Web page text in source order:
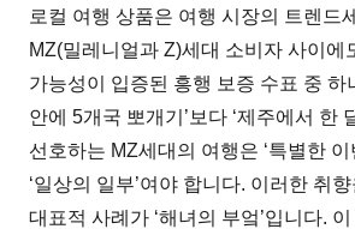
로컬 여행 상품은 여행 시장의 트렌드
MZ(밀레니얼과 Z)세대 소비자 사이에
가능성이 입증된 흥행 보증 수표 중 하
안에 5개국 뽀개기’보다 ‘제주에서 한
선호하는 MZ세대의 여행은 ‘특별한 이
‘일상의 일부’여야 합니다. 이러한 취
대표적 사례가 ‘해녀의 부엌’입니다.